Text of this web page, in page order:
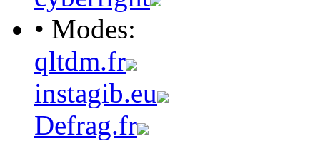
• Modes:
qltdm.fr
instagib.eu
Defrag.fr